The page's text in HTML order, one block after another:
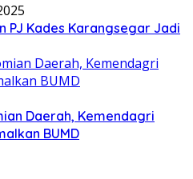
PJ Kades Karangsegar Jadi
Daerah, Kemendagri
BUMD